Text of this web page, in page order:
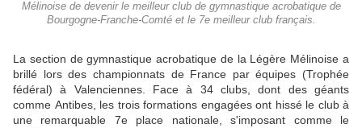
Mélinoise de devenir le meilleur club de gymnastique acrobatique de
Bourgogne-Franche-Comté et le 7e meilleur club français.
La section de gymnastique acro­batique de la Légère Mélinoise a
brillé lors des championnats de France par équipes (Trophée
fédéral) à Valenciennes. Face à 34 clubs, dont des géants
comme Antibes, les trois for­mations engagées ont hissé le club à
une remarquable 7e place nationale, s'imposant comme le